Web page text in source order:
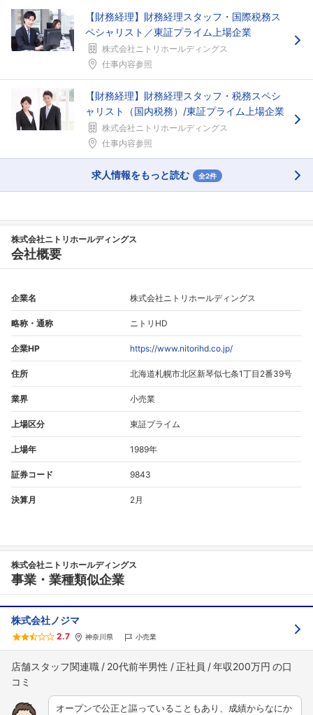
【財務経理】財務経理スタッフ・国際税務ス
ペシャリスト／東証プライム上場企業
株式会社ニトリホールディングス
仕事内容参照
【財務経理】財務経理スタッフ・税務スペシ
ャリスト（国内税務）/東証プライム上場企業
株式会社ニトリホールディングス
仕事内容参照
求人情報をもっと読む 全2件
株式会社ニトリホールディングス
会社概要
企業名 株式会社ニトリホールディングス
略称・通称 ニトリHD
企業HP https://www.nitorihd.co.jp/
住所 北海道札幌市北区新琴似七条1丁目2番39号
業界 小売業
上場区分 東証プライム
上場年 1989年
証券コード 9843
決算月 2月
株式会社ニトリホールディングス
事業・業種類似企業
株式会社ノジマ
2.7 神奈川県 小売業
店舗スタッフ関連職 20代前半男性 正社員 年収200万円
オープンで公正と謳っていることもあり、成績からなにか